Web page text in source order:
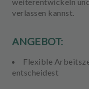
verlassen kannst.
ANGEBOT:
Flexible
entscheidest